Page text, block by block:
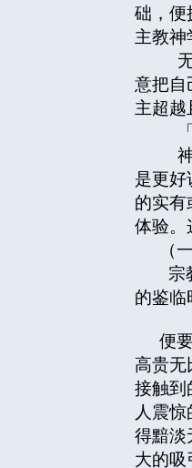
础，便
主教神
无
意把自
主超越
「
神
是更好
的实有
体验。
（
宗
的鉴临
便
高贵无
接触到
人震
得黯淡
大的吸